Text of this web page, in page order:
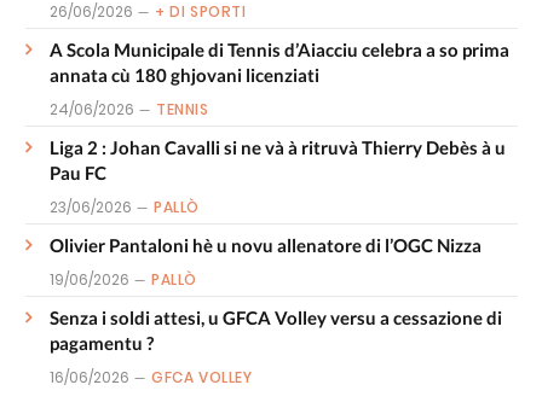
26/06/2026 + DI SPORTI
A Scola Municipale di Tennis d’Aiacciu celebra a so prima
annata cù 180 ghjovani licenziati
24/06/2026 TENNIS
Liga 2 : Johan Cavalli si ne và à ritruvà Thierry Debès à u
Pau FC
23/06/2026 PALLÒ
Olivier Pantaloni hè u novu allenatore di l’OGC Nizza
19/06/2026 PALLÒ
Senza i soldi attesi, u GFCA Volley versu a cessazione di
pagamentu ?
16/06/2026 GFCA VOLLEY